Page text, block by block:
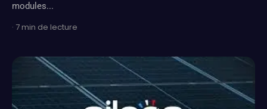
modules...
· 7 min de lecture